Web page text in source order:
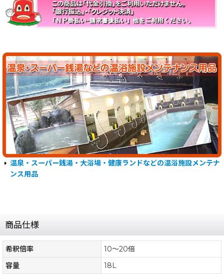
温泉・スーパー銭湯・大浴場・健康ランドなどの温浴施設メンテナ
ンス用品
商品仕様
希釈倍率
10〜20倍
容量
18L